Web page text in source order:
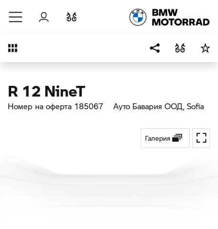
Към основното съдържание
Вход
Преглед
R 12 NineT
Номер на оферта 185067 Ауто Бавария ООД, Sofia
Галерия